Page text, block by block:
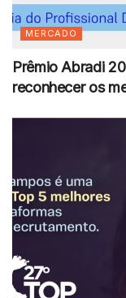
MERCADO
Prêmio Abradi
reconhecer os